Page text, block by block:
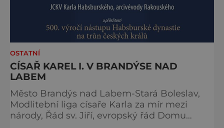
OSTATNÍ
CÍSAŘ KAREL I. V BRANDÝSE NAD
LABEM
Město Brandýs nad Labem-Stará Boleslav,
Modlitební liga císaře Karla za mír mezi
národy, Řád sv. Jiří, evropský řád Domu